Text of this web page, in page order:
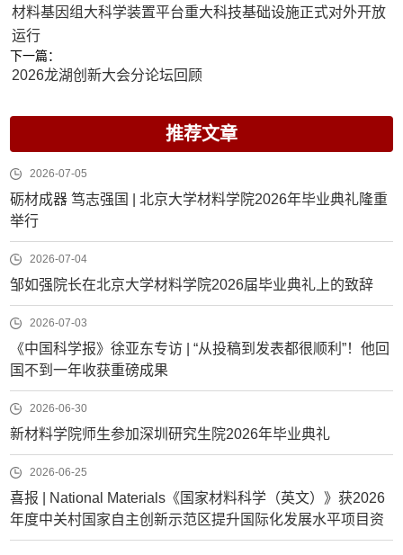
材料基因组大科学装置平台重大科技基础设施正式对外开放
运行
下一篇：
2026龙湖创新大会分论坛回顾
推荐文章
2026-07-05
砺材成器 笃志强国 | 北京大学材料学院2026年毕业典礼隆重
举行
2026-07-04
邹如强院长在北京大学材料学院2026届毕业典礼上的致辞
2026-07-03
《中国科学报》徐亚东专访 | “从投稿到发表都很顺利”！他回
国不到一年收获重磅成果
2026-06-30
新材料学院师生参加深圳研究生院2026年毕业典礼
2026-06-25
喜报 | National Materials《国家材料科学（英文）》获2026
年度中关村国家自主创新示范区提升国际化发展水平项目资
助